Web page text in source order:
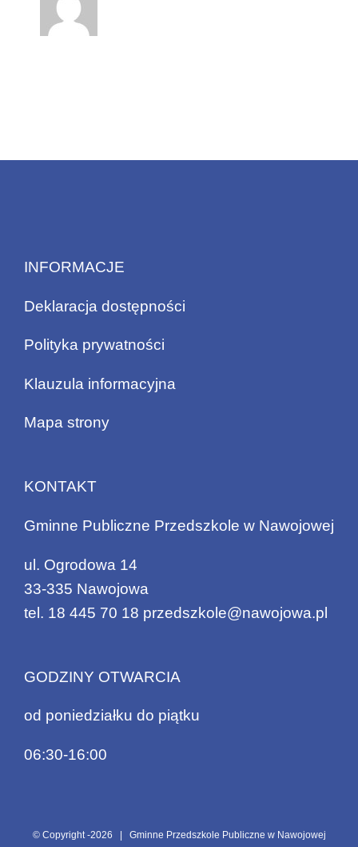
INFORMACJE
Deklaracja dostępności
Polityka prywatności
Klauzula informacyjna
Mapa strony
KONTAKT
Gminne Publiczne Przedszkole w Nawojowej
ul. Ogrodowa 14
33-335 Nawojowa
tel. 18 445 70 18 przedszkole@nawojowa.pl
GODZINY OTWARCIA
od poniedziałku do piątku
06:30-16:00
© Copyright -2026 | Gminne Przedszkole Publiczne w Nawojowej